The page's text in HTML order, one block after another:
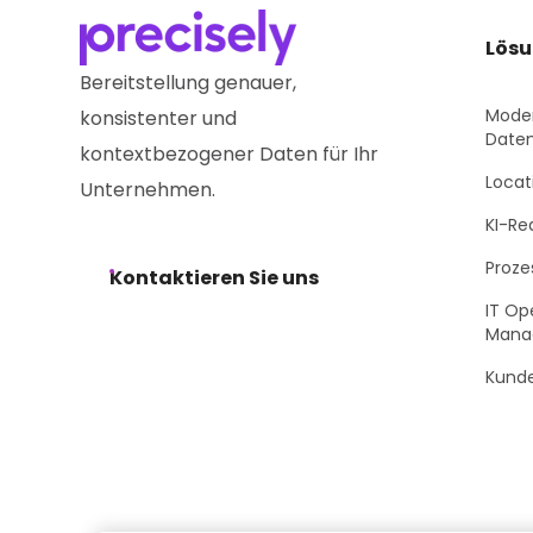
Bereitstellung genauer,
konsistenter und
kontextbezogener Daten für Ihr
Unternehmen.
Kontaktieren Sie uns
KI-
IT